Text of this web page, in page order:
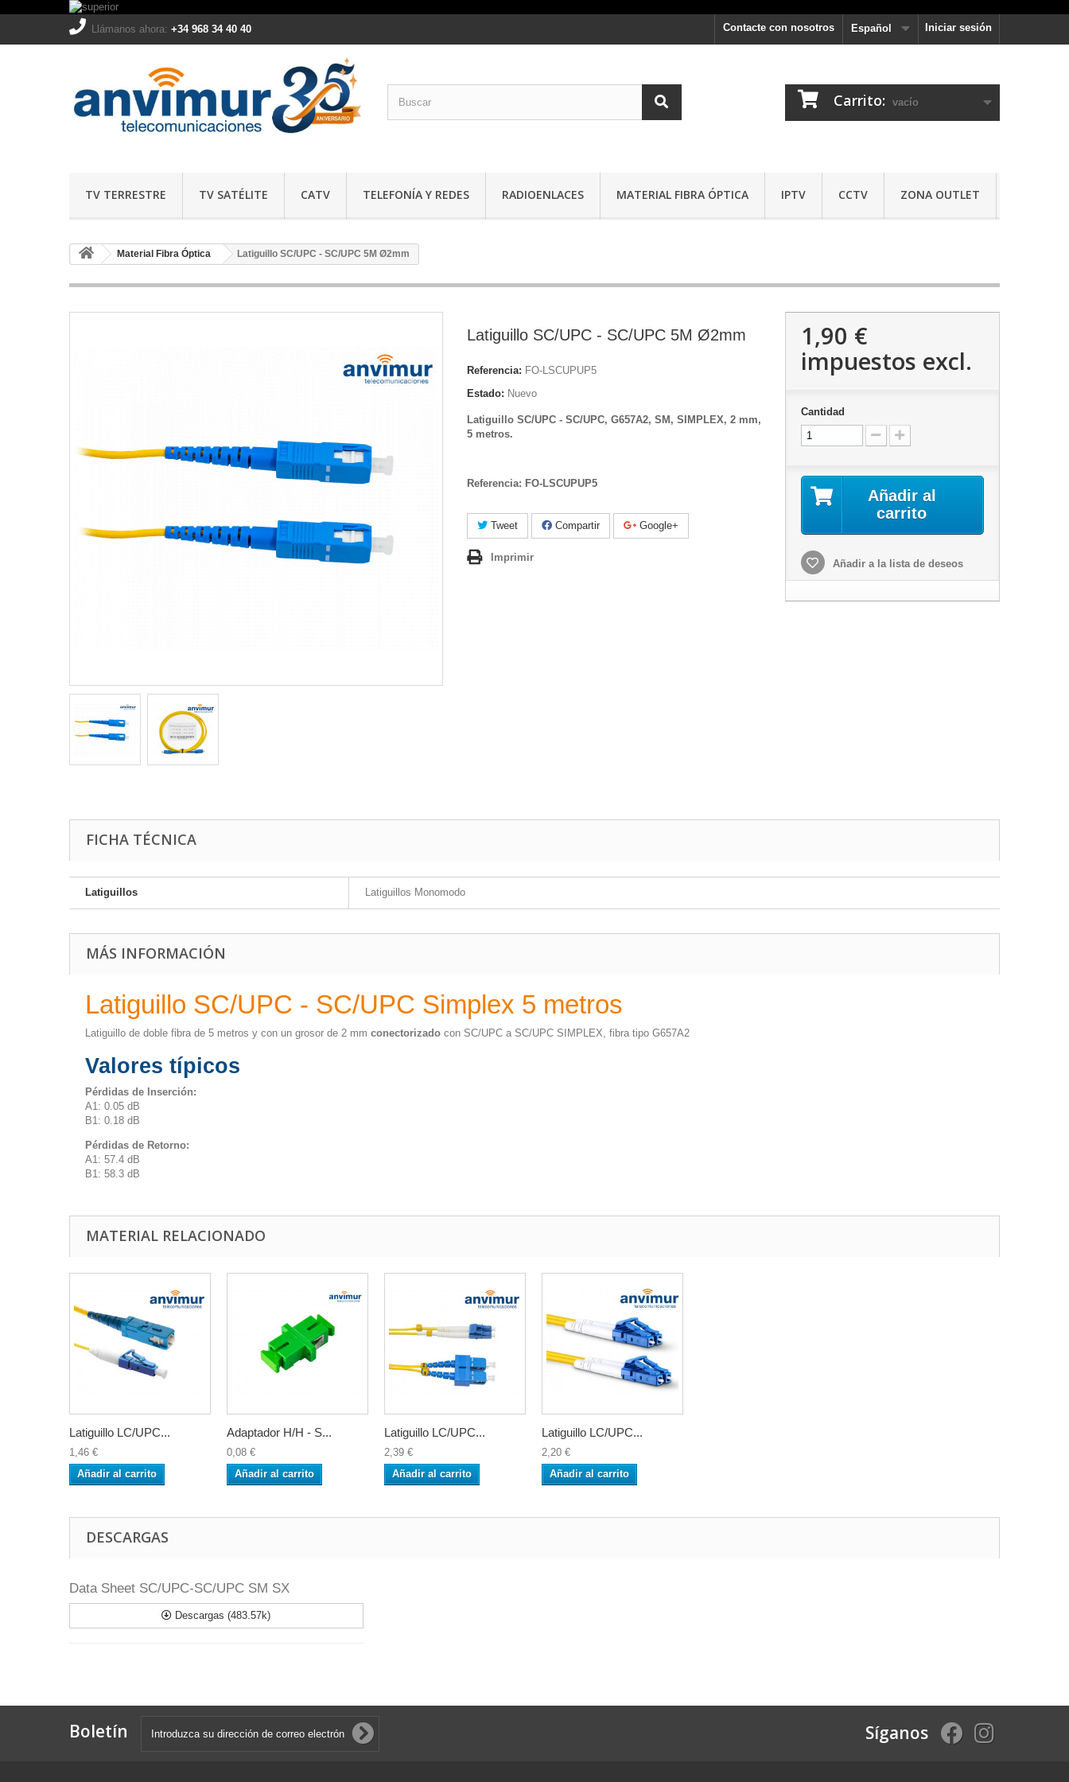
Iniciar sesión
Español
Contacte con nosotros
Llámanos ahora: +34 968 34 40 40
Carrito: vacío
TV TERRESTRE TV SATÉLITE CATV TELEFONÍA Y REDES RADIOENLACES MATERIAL FIBRA ÓPTICA IPTV CCTV ZONA OUTLET
Material Fibra Óptica Latiguillo SC/UPC - SC/UPC 5M Ø2mm
Latiguillo SC/UPC - SC/UPC 5M Ø2mm
Referencia: FO-LSCUPUP5
Estado: Nuevo
Latiguillo SC/UPC - SC/UPC, G657A2, SM, SIMPLEX, 2 mm,
5 metros.
Referencia: FO-LSCUPUP5
Tweet Compartir Google+
Imprimir
1,90 €
impuestos excl.
Cantidad
Añadir al
carrito
Añadir a la lista de deseos
FICHA TÉCNICA
Latiguillos Latiguillos Monomodo
MÁS INFORMACIÓN
Latiguillo SC/UPC - SC/UPC Simplex 5 metros
Latiguillo de doble fibra de 5 metros y con un grosor de 2 mm conectorizado con SC/UPC a SC/UPC SIMPLEX, fibra tipo G657A2
Valores típicos
Pérdidas de Inserción:
A1: 0.05 dB
B1: 0.18 dB
Pérdidas de Retorno:
A1: 57.4 dB
B1: 58.3 dB
MATERIAL RELACIONADO
Latiguillo LC/UPC...
1,46 €
Añadir al carrito
Adaptador H/H - S...
0,08 €
Añadir al carrito
Latiguillo LC/UPC...
2,39 €
Añadir al carrito
Latiguillo LC/UPC...
2,20 €
Añadir al carrito
DESCARGAS
Data Sheet SC/UPC-SC/UPC SM SX
Descargas (483.57k)
Boletín Síganos